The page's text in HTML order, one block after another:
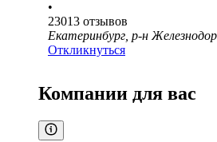
•
23013 отзывов
Екатеринбург, р-н
Откликнуться
Компании для вас